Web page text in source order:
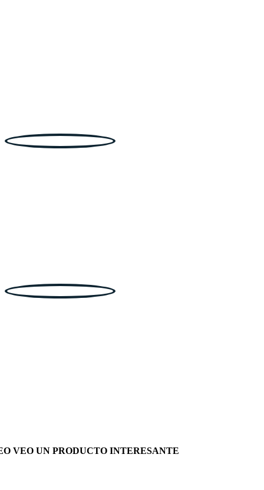
VEO UN PRODUCTO INTERESANTE